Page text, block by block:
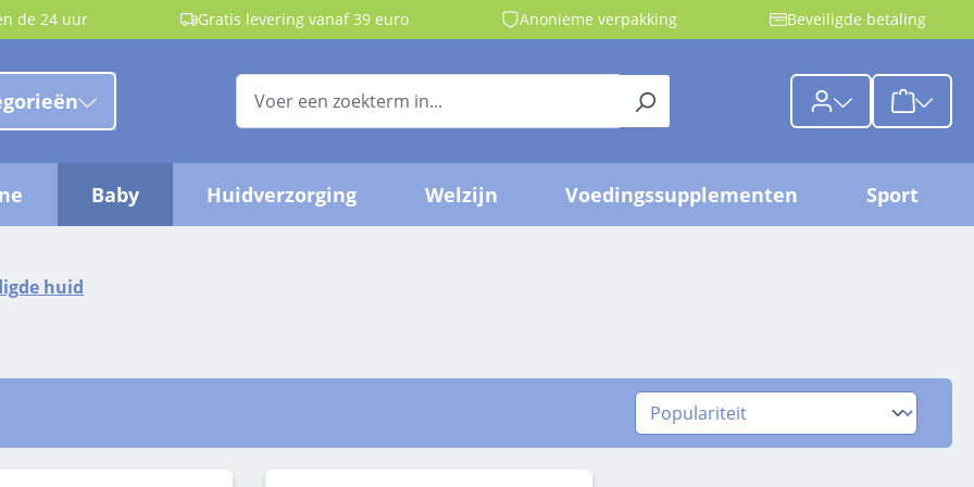
de 24 uur Gratis levering vanaf 39 euro Anonieme verpakking Beveiligde betaling
{1}De
Baby Huidverzorging Welzijn Voedingssupplementen Sport
huid